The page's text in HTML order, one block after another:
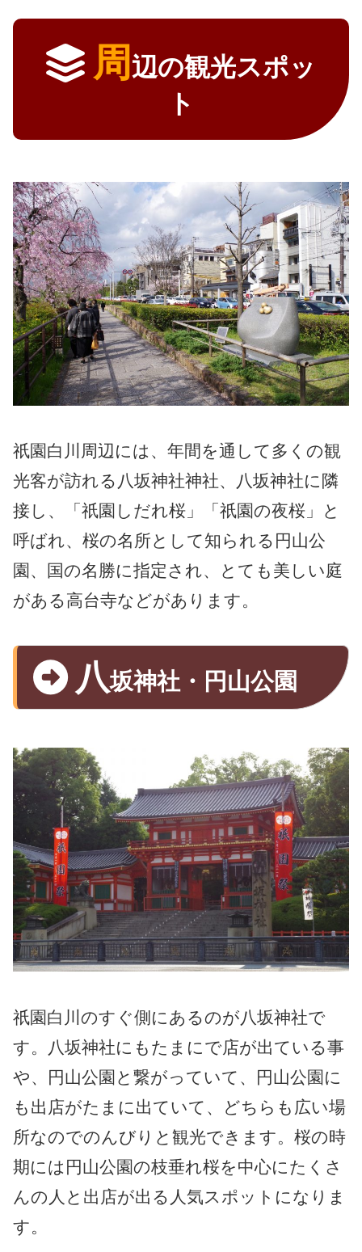
周 辺の観光スポッ
ト
祇園白川周辺には、年間を通して多くの観
光客が訪れる八坂神社神社、八坂神社に隣
接し、「祇園しだれ桜」「祇園の夜桜」と
呼ばれ、桜の名所として知られる円山公
園、国の名勝に指定され、とても美しい庭
がある高台寺などがあります。
八坂神社・円山公園
祇園白川のすぐ側にあるのが八坂神社で
す。八坂神社にもたまにで店が出ている事
や、円山公園と繋がっていて、円山公園に
も出店がたまに出ていて、どちらも広い場
所なのでのんびりと観光できます。桜の時
期には円山公園の枝垂れ桜を中心にたくさ
んの人と出店が出る人気スポットになりま
す。